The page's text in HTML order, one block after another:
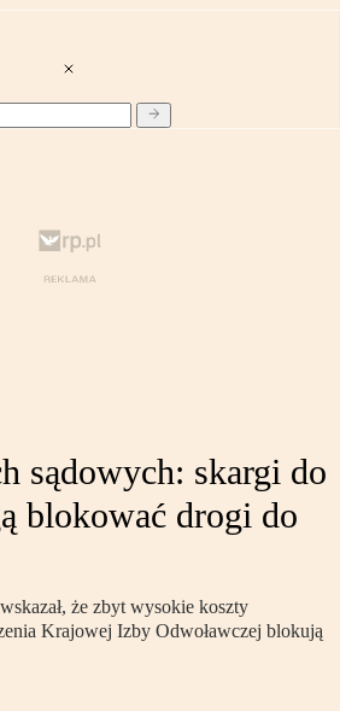
sądowych: skargi do
blokować drogi do
że zbyt wysokie koszty
Krajowej Izby Odwoławczej blokują